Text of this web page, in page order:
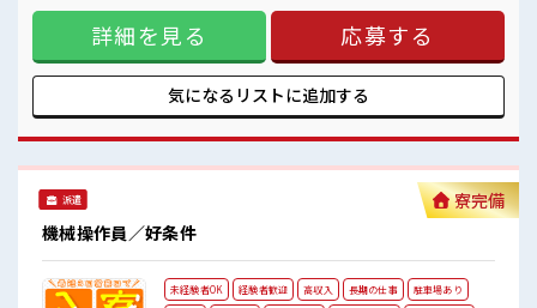
持ち物が多いあなたにもぴったり☆ ロッカー付き職場♪ 最初
は誰でも未経験スタート！ イチからスキルUP・ステップUP
していきましょう♪ ■職場の雰囲気 幅広い年代の方活躍中の
職場！ 和気あいあいとした話しやすい雰囲気の職場なのでわ
からないこともすぐ聞きやすい！ フォロー体制バッチリな環
境です☆ 男女共に活躍中♪
詳細を見る 応募する
気になるリストに追加する
派遣
機械操作員／好条件
寮完備
未経験者OK 経験者歓迎 高収入 長期の仕事
駐車場あり